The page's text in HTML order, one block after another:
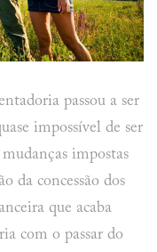
passou a ser
impossível de ser
impostas
da concessão dos
que acaba
com o passar do